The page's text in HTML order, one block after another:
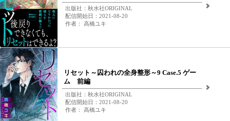
出版社：秋水社ORIGINAL
配信開始日：2021-08-20
作者： 高橋ユキ
リセット～囚われの全身整形～9 Case.5 ゲー
ム 前編
出版社：秋水社ORIGINAL
配信開始日：2021-08-20
作者： 高橋ユキ